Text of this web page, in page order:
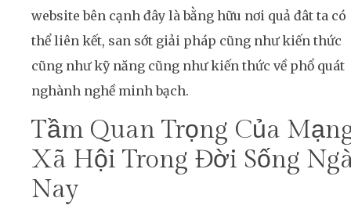
website bên cạnh đây là bằng hữu nơi quả đât ta có
thể liên kết, san sớt giải pháp cũng như kiến thức
cũng như kỹ năng cũng như kiến thức về phổ quát
nghành nghề minh bạch.
Tầm Quan Trọng Của
Xã Hội Trong Đời Sống
Nay